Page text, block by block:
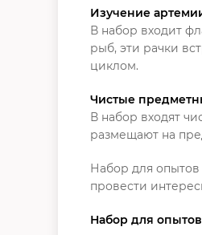
Изучение
В набор входит
рыб, эти рачки
циклом.
Чистые
В набор входят
размещают на
Набор для
провести
Набор для